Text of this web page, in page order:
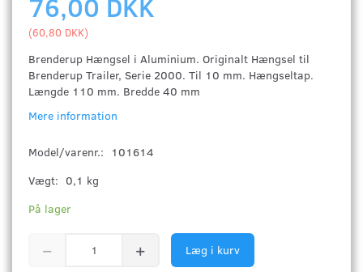
(60,80 DKK)
Brenderup Hængsel i Aluminium. Originalt Hængsel til
Brenderup Trailer, Serie 2000. Til 10 mm. Hængseltap.
Længde 110 mm. Bredde 40 mm
Mere information
Model/varenr.:
101614
Vægt: 0,1 kg
På lager
Læg i kurv